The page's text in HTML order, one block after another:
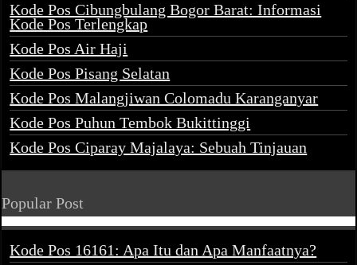
Kode Pos Cibungbulang Bogor Barat: Informasi
Kode Pos Terlengkap
Kode Pos Air Haji
Kode Pos Pisang Selatan
Kode Pos Malangjiwan Colomadu Karanganyar
Kode Pos Puhun Tembok Bukittinggi
Kode Pos Ciparay Majalaya: Sebuah Tinjauan
Popular Post
Kode Pos 16161: Apa Itu dan Apa Manfaatnya?